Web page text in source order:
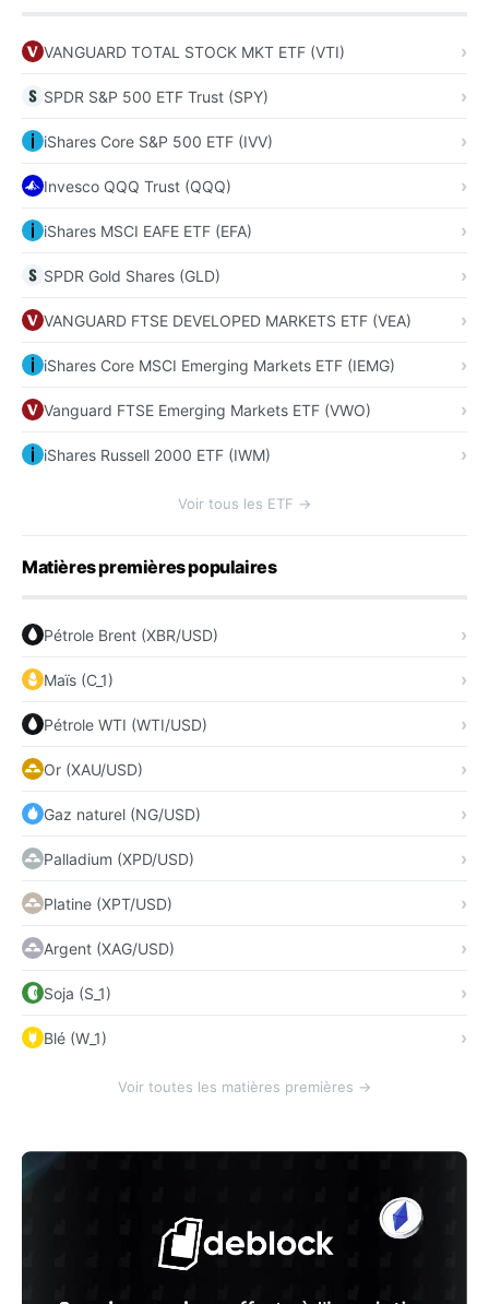
VANGUARD TOTAL STOCK MKT ETF (VTI)
SPDR S&P 500 ETF Trust (SPY)
iShares Core S&P 500 ETF (IVV)
Invesco QQQ Trust (QQQ)
iShares MSCI EAFE ETF (EFA)
SPDR Gold Shares (GLD)
VANGUARD FTSE DEVELOPED MARKETS ETF (VEA)
iShares Core MSCI Emerging Markets ETF (IEMG)
Vanguard FTSE Emerging Markets ETF (VWO)
iShares Russell 2000 ETF (IWM)
Voir tous les ETF →
Matières premières populaires
Pétrole Brent (XBR/USD)
Maïs (C_1)
Pétrole WTI (WTI/USD)
Or (XAU/USD)
Gaz naturel (NG/USD)
Palladium (XPD/USD)
Platine (XPT/USD)
Argent (XAG/USD)
Soja (S_1)
Blé (W_1)
Voir toutes les matières premières →